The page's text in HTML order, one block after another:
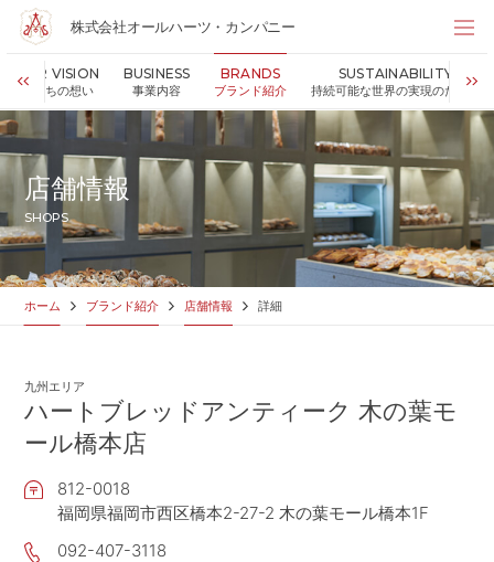
株式会社オールハーツ・カンパニー
OUR VISION
私たちの想い
BUSINESS
事業内容
BRANDS
ブランド紹介
SUSTAINABILITY
持続可能な世界の実現のために
株式会社オールハーツ・カンパニー
店舗検索
HOME
NEWS お知らせ
OUR VISION 私たちの想い
MESSAGE 代表メッセージ
VALUES
BUSINESS 事業内容
SHOP 店舗情報
SUSTAINABILITY
店舗情報
SHOPS
ホーム ブランド紹介 店舗情報 詳細
九州エリア
ハートブレッドアンティーク 木の葉モ
ール橋本店
812-0018
福岡県福岡市西区橋本2-27-2 木の葉モール橋本1F
092-407-3118